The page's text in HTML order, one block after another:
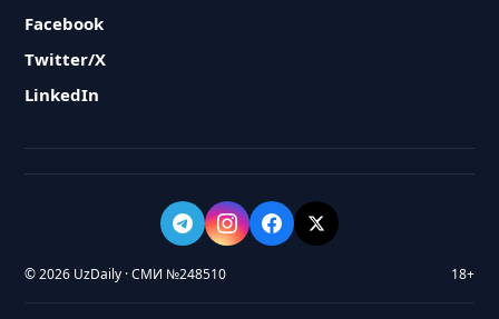
Facebook
Twitter/X
LinkedIn
© 2026 UzDaily · СМИ №248510 18+